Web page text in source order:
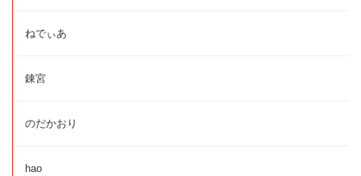
ねでぃあ
錬宮
のだかおり
hao